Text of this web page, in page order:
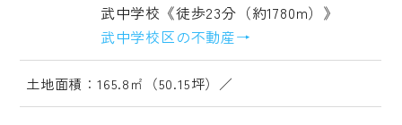
武中学校《徒歩23分（約1780m）》
武中学校区の不動産→
土地面積：165.8㎡（50.15坪）／